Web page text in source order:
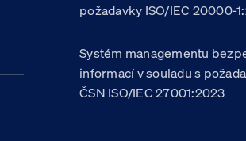
požadavky ISO/IEC 20000-
Systém managementu
informací v souladu s
ČSN ISO/IEC 27001:2023